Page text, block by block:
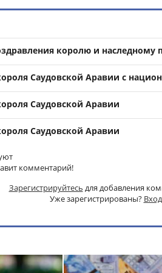
королю и наследному
Саудовской Аравии с
Саудовской Аравии
Саудовской Аравии
комментарий!
Зарегистрируйтесь для добавления
Уже зарегистрированы? Вход